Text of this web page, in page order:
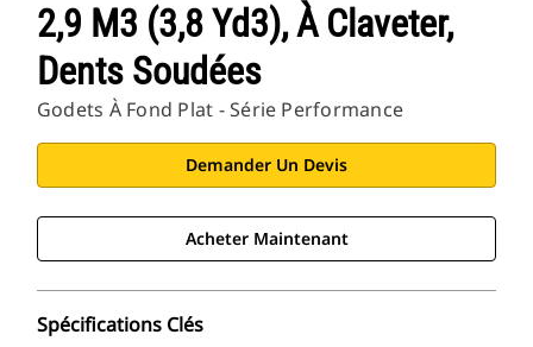
2,9 M3 (3,8 Yd3), À Claveter,
Dents Soudées
Godets À Fond Plat - Série Performance
Demander Un Devis
Acheter Maintenant
Spécifications Clés